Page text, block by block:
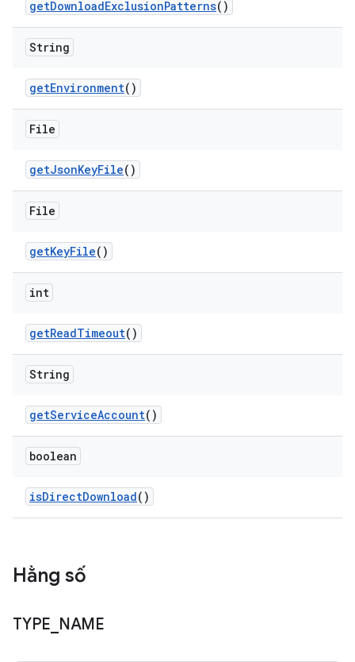
getDownloadExclusionPatterns()
String
getEnvironment()
File
getJsonKeyFile()
File
getKeyFile()
int
getReadTimeout()
String
getServiceAccount()
boolean
isDirectDownload()
Hằng số
TYPE NAME